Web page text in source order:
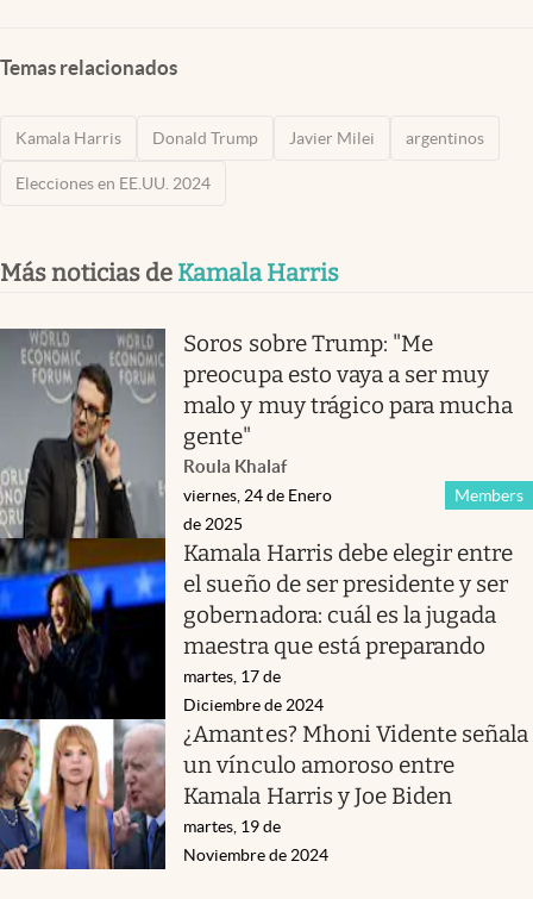
Temas relacionados
Kamala Harris Donald Trump Javier Milei argentinos
Elecciones en EE.UU. 2024
Más noticias de Kamala Harris
Soros sobre Trump: "Me
preocupa esto vaya a ser muy
malo y muy trágico para mucha
gente"
Roula Khalaf
Members
viernes, 24 de Enero
de 2025
Kamala Harris debe elegir entre
el sueño de ser presidente y ser
gobernadora: cuál es la jugada
maestra que está preparando
martes, 17 de
Diciembre de 2024
¿Amantes? Mhoni Vidente señala
un vínculo amoroso entre
Kamala Harris y Joe Biden
martes, 19 de
Noviembre de 2024